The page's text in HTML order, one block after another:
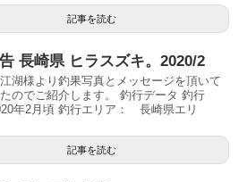
記事を読む
長崎県 ヒラスズキ。2020/2
湖様より釣果写真とメッセージを頂いて
のでご紹介します。 釣行データ 釣行
年2月頃 釣行エリア： 長崎県エリ
記事を読む